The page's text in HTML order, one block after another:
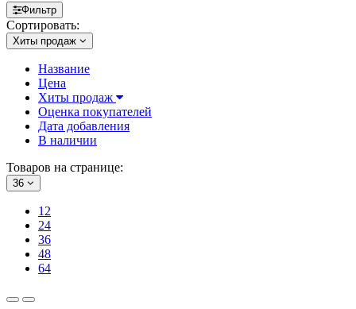
Фильтр
Сортировать:
Хиты продаж
Название
Цена
Хиты продаж
Оценка покупателей
Дата добавления
В наличии
Товаров на странице:
36
12
24
36
48
64